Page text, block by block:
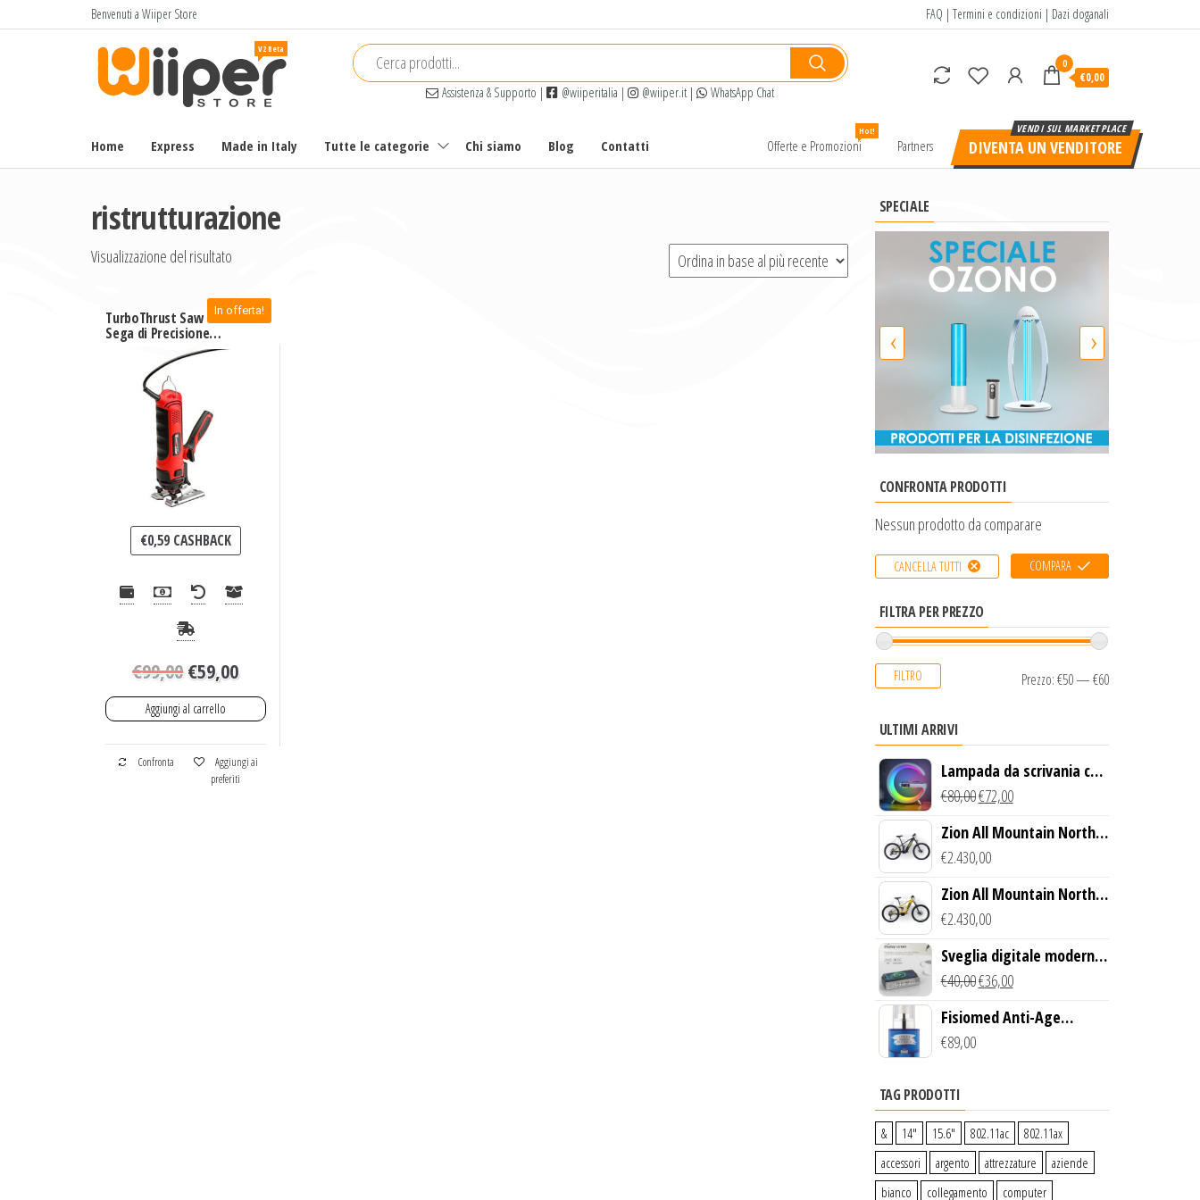
e
Benvenuti a Wiiper Store FAQ | Termini e condizioni | Dazi doganali
Wiiper
a basso
prezzo
Assistenza & Supporto | @wiiperitalia | @wiiper.it | WhatsApp Chat
0
€0,00
Home Express Made in Italy Tutte le categorie Chi siamo Blog Contatti Offerte e Promozioni
Hot!
Partners DIVENTA UN VENDITORE
ristrutturazione
Visualizzazione del risultato
TurboThrust Saw –
Sega di Precisione
400W
In offerta!
€0,59CASHBACK
€99,00€59,00
Aggiungi al carrello
Confronta
Aggiungi ai
preferiti
SPECIALE
‹ ›
CONFRONTA PRODOTTI
Nessun prodotto da comparare
CANCELLA TUTTI COMPARA
FILTRA PER PREZZO
FILTRO Prezzo:€50—€60
ULTIMI ARRIVI
Lampada da scrivania con
luce LED e ricarica
€80,00€72,00
Zion All Mountain North
Creek Bike (Nero)
€2.430,00
Zion All Mountain North
Creek Bike (Giallo)
€2.430,00
Sveglia digitale moderna
con Caricabatterie
€40,00€36,00
Fisiomed Anti-Age
Defense Face Serum
€89,00
TAG PRODOTTI
& 14″ 15.6″ 802.11ac
802.11ax
accessori
argento attrezzature
aziende
bianco
collegamento computer